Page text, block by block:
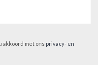
akkoord met ons privacy- en